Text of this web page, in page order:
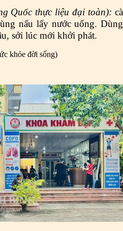
Quốc thực liệu đại toàn): cà
nấu lấy nước uống. Dùng
sởi lúc mới khởi phát.
khỏe đời sống)